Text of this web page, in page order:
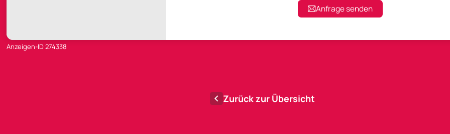
Anfrage senden
Anzeigen-ID 274338
Zurück zur Übersicht